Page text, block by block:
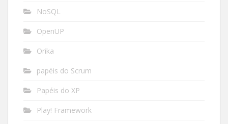
NoSQL
OpenUP
Orika
papéis do Scrum
Papéis do XP
Play! Framework